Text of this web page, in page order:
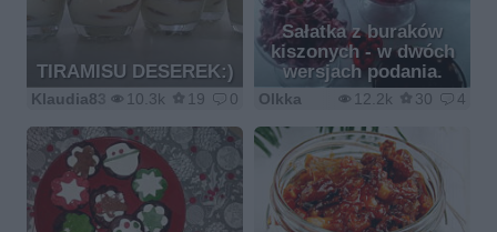
TIRAMISU DESEREK:)
10.3k 19 0
Klaudia83
Sałatka z buraków
kiszonych - w dwóch
wersjach podania.
12.2k 30 4
Olkka